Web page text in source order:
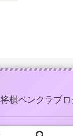
将棋ペンクラブロ